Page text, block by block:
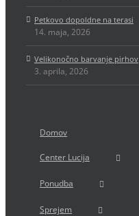
Petkovo dopoldne na terasi
14. maja, 2026
Velikonočno barvanje pirhov
3. aprila, 2026
Domov
Center Lucija
Ponudba
Sprejem